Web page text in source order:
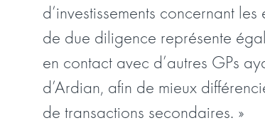
d’investissements concernant
de due diligence représente
en contact avec d’autres GPs
d’Ardian, afin de mieux
de transactions secondaires. »